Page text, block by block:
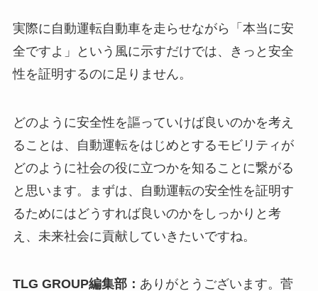
実際に自動運転自動車を走らせながら「本当に安
全ですよ」という風に示すだけでは、きっと安全
性を証明するのに足りません。
どのように安全性を謳っていけば良いのかを考え
ることは、自動運転をはじめとするモビリティが
どのように社会の役に立つかを知ることに繋がる
と思います。まずは、自動運転の安全性を証明す
るためにはどうすれば良いのかをしっかりと考
え、未来社会に貢献していきたいですね。
TLG GROUP編集部： ありがとうございます。菅